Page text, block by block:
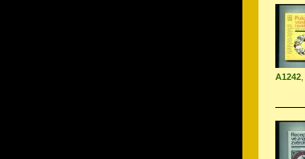
A1242